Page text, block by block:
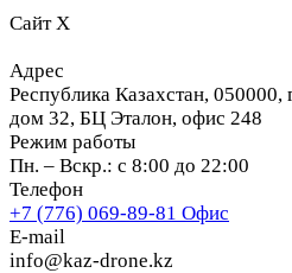
Сайт X
Адрес
Республика Казахстан, 050000,
дом 32, БЦ Эталон, офис 248
Режим работы
Пн. – Вскр.: с 8:00 до 22:00
Телефон
+7 (776) 069-89-81 Офис
E-mail
info@kaz-drone.kz